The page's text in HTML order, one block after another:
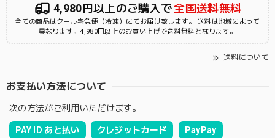
4,980円以上のご購入で全国送料無料
全ての商品はクール宅急便（冷凍）にてお届け致します。 送料は地域によって
異なります。4,980円以上のお買い上げで送料無料となります。
送料について
お支払い方法について
次の方法がご利用いただけます。
PAY ID あと払い クレジットカード PayPay